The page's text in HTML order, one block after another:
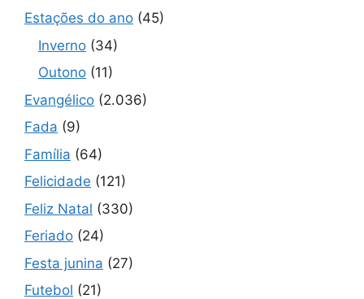
Estações do ano (45)
Inverno (34)
Outono (11)
Evangélico (2.036)
Fada (9)
Família (64)
Felicidade (121)
Feliz Natal (330)
Feriado (24)
Festa junina (27)
Futebol (21)